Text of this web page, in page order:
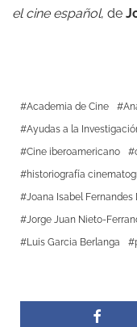
el cine español, de
Academia de Cine
Ayudas a la
Cine iberoamericano
historiografía
Joana Isabel Fernandes
Jorge Juan Nieto-
Luis Garcia Berlanga